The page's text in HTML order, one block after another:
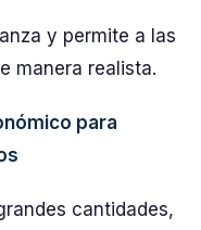
y permite a las
manera realista.
para
cantidades,